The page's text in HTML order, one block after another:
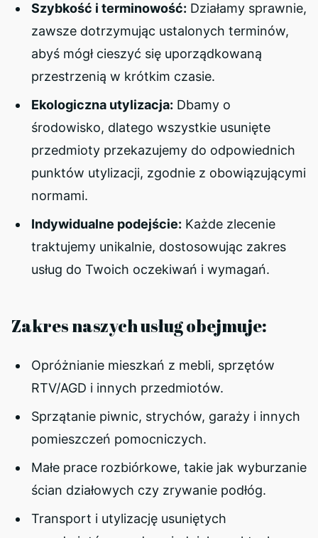
Szybkość i terminowość: Działamy sprawnie,
zawsze dotrzymując ustalonych terminów,
abyś mógł cieszyć się uporządkowaną
przestrzenią w krótkim czasie.
Ekologiczna utylizacja: Dbamy o
środowisko, dlatego wszystkie usunięte
przedmioty przekazujemy do odpowiednich
punktów utylizacji, zgodnie z obowiązującymi
normami.
Indywidualne podejście: Każde zlecenie
traktujemy unikalnie, dostosowując zakres
usług do Twoich oczekiwań i wymagań.
Zakres naszych usług obejmuje:
Opróżnianie mieszkań z mebli, sprzętów
RTV/AGD i innych przedmiotów.
Sprzątanie piwnic, strychów, garaży i innych
pomieszczeń pomocniczych.
Małe prace rozbiórkowe, takie jak wyburzanie
ścian działowych czy zrywanie podłóg.
Transport i utylizację usuniętych